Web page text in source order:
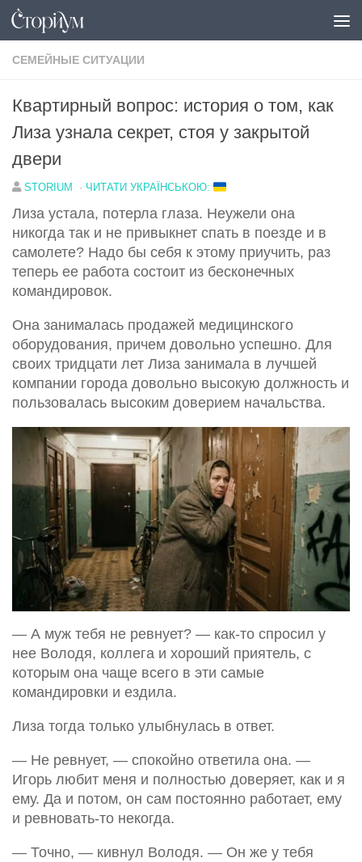
Под записью
СЕМЕЙНЫЕ СИТУАЦИИ
Квартирный вопрос: история о том, как
Лиза узнала секрет, стоя у закрытой
двери
STORIUM · ЧИТАТИ УКРАЇНСЬКОЮ:
Лиза устала, потерла глаза. Неужели она
никогда так и не привыкнет спать в поезде и в
самолете? Надо бы себя к этому приучить, раз
теперь ее работа состоит из бесконечных
командировок.
Она занималась продажей медицинского
оборудования, причем довольно успешно. Для
своих тридцати лет Лиза занимала в лучшей
компании города довольно высокую должность и
пользовалась высоким доверием начальства.
— А муж тебя не ревнует? — как-то спросил у
нее Володя, коллега и хороший приятель, с
которым она чаще всего в эти самые
командировки и ездила.
Лиза тогда только улыбнулась в ответ.
— Не ревнует, — спокойно ответила она. —
Игорь любит меня и полностью доверяет, как и я
ему. Да и потом, он сам постоянно работает, ему
и ревновать-то некогда.
— Точно, — кивнул Володя. — Он же у тебя